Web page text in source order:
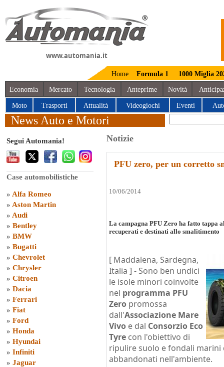
www.automania.it
Home Formula 1 1000 Miglia
Economia Mercato Tecnologia Anteprime Novità
Moto Trasporti Attualità Videogiochi Eventi
News Auto e Motori
Segui Automania!
Case automobilistiche
» Alfa Romeo
» Aston Martin
» Audi
» Bentley
» BMW
» Bugatti
» Chevrolet
» Chrysler
» Citroen
» Dacia
» Ferrari
» Fiat
» Ford
» Honda
» Hyundai
» Infiniti
» Jaguar
Notizie
PFU zero, per un corretto
10/06/2014
La campagna PFU Zero ha fatto tappa
recuperati e destinati allo smalitimento
[ Maddalena, Sardegna,
Italia ] -Sono ben undici
le isole minori coinvolte
nel programma PFU
Zero promossa
dall'Associazione Mare
Vivo e dal Consorzio Eco
Tyre con l'obiettivo di
ripulire suolo e fondali
abbandonati nell'ambiente.